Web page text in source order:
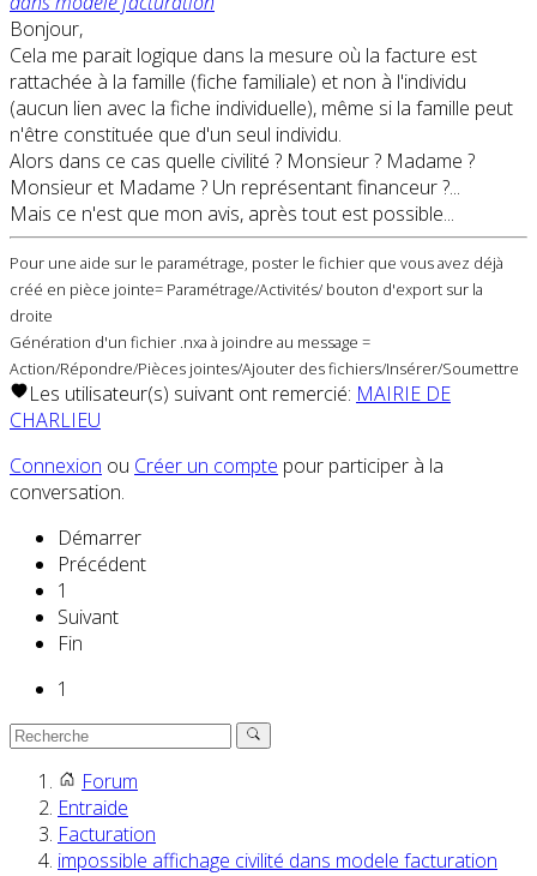
Bonjour,
Cela me parait logique dans la mesure où la facture est
rattachée à la famille (fiche familiale) et non à l'individu
(aucun lien avec la fiche individuelle), même si la famille peut
n'être constituée que d'un seul individu.
Alors dans ce cas quelle civilité ? Monsieur ? Madame ?
Monsieur et Madame ? Un représentant financeur ?...
Mais ce n'est que mon avis, après tout est possible...
Pour une aide sur le paramétrage, poster le fichier que vous avez déjà
créé en pièce jointe= Paramétrage/Activités/ bouton d'export sur la
droite
Génération d'un fichier .nxa à joindre au message =
Action/Répondre/Pièces jointes/Ajouter des fichiers/Insérer/Soumettre
Les utilisateur(s) suivant ont remercié: MAIRIE DE
CHARLIEU
Connexion ou Créer un compte pour participer à la
conversation.
Démarrer
Précédent
1
Suivant
Fin
1
Forum
Entraide
Facturation
impossible affichage civilité dans modele facturation